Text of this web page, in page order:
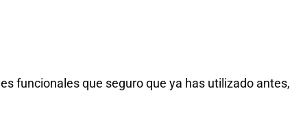
funcionales que seguro que ya has utilizado